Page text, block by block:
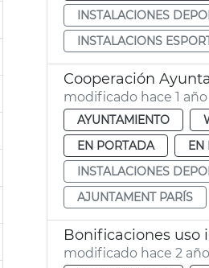
INSTALACIONES
INSTALACIONS
Cooperación
modificado hace 1 año
AYUNTAMIENTO
EN PORTADA
EN
INSTALACIONES
AJUNTAMENT PARÍS
Bonificaciones uso
modificado hace 2